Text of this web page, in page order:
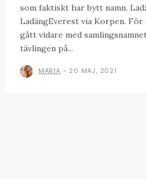
som faktiskt har bytt namn.
LadängEverest via Korpen. För så är det faktiskt. Korpen har
gått vidare med
tävlingen på...
MARIA - 20 MAJ, 2021